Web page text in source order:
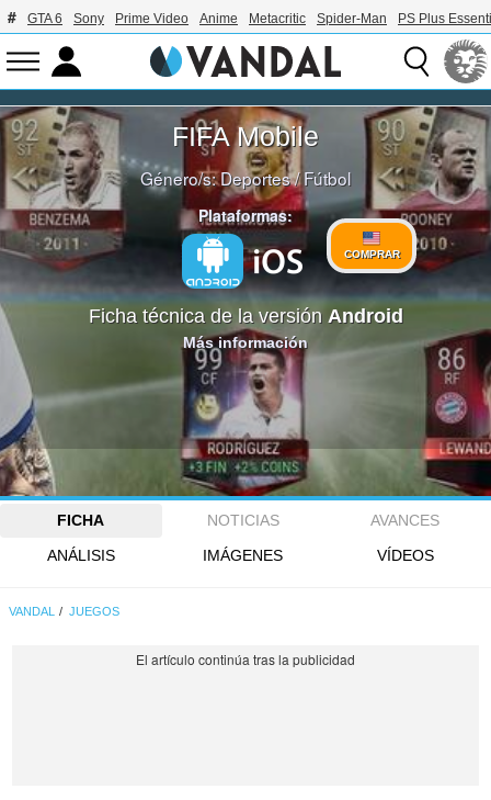
GTA 6 Sony Prime Video Anime Metacritic Spider-Man PS Plus
FIFA Mobile
Género/s:Deportes/Fútbol
Plataformas:
COMPRAR
Ficha técnica de la versión Android
Más información
FICHA NOTICIAS
AVANCES
ANÁLISIS
IMÁGENES VÍDEOS
VANDAL JUEGOS